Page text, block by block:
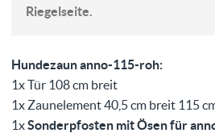
Riegelseite.
Hundezaun anno-115-roh:
1x Tür 108 cm breit
1x Zaunelement 40,5 cm breit 115
1xSonderpfosten mit Ösen für